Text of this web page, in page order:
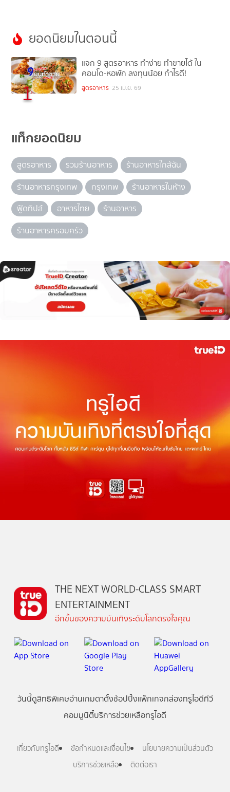
ยอดนิยมในตอนนี้
1
แจก 9 สูตรอาหาร ทำง่าย ทำขายได้ ใน
คอนโด-หอพัก ลงทุนน้อย กำไรดี!
สูตรอาหาร 25 เม.ย. 69
แท็กยอดนิยม
สูตรอาหาร รวมร้านอาหาร
ร้านอาหารใกล้ฉัน
ร้านอาหารกรุงเทพ
กรุงเทพ
ร้านอาหารในห้าง
ฟู้ดทิปส์
อาหารไทย
ร้านอาหาร
ร้านอาหารครอบครัว
THE NEXT WORLD-CLASS SMART
ENTERTAINMENT
อีกขั้นของความบันเทิงระดับโลกตรงใจคุณ
วันนี้ดูสิทธิพิเศษอ่านเกมตาตั้งช้อปปิ้งแพ็กเกจกล่องทรูไอดีทีวี
คอมมูนิตี้บริการช่วยเหลือทรูไอดี
เกี่ยวกับทรูไอดี ข้อกำหนดและเงื่อนไข
นโยบายความเป็นส่วนตัว
บริการช่วยเหลือ
ติดต่อเรา